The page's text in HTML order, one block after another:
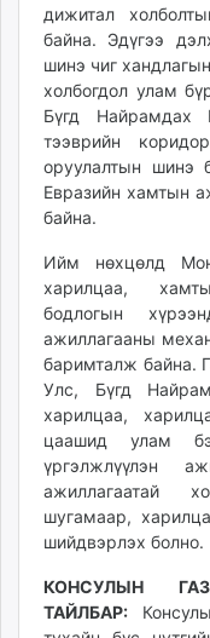
дижитал
байна. Эдүгээ
шинэ чиг
холбогдол улам
Бүгд Найрамдах
тээврийн
оруулалтын шинэ
Евразийн хамтын
байна.
Ийм нөхцөлд
харилцаа,
бодлогын
ажиллагааны
баримталж байна.
Улс, Бүгд
харилцаа,
цаашид улам
үргэлжлүүлэн
ажиллагаатай
шугамаар,
шийдвэрлэх болно.
КОНСУЛЫН
ТАЙЛБАР: